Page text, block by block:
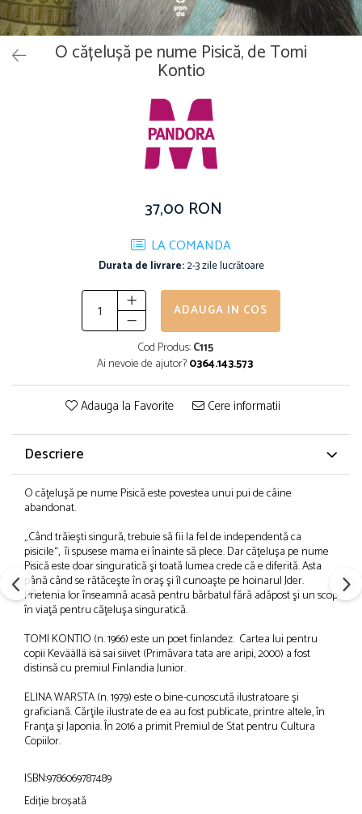
O cățelușă pe nume Pisică, de Tomi
Kontio
37,00 RON
LA COMANDA
Durata de livrare:2-3 zile lucrătoare
ADAUGA IN COS
Cod Produs:C115
Ai nevoie de ajutor?0364.143.573
Adauga la Favorite Cere informatii
Descriere
O căţeluşă pe nume Pisică este povestea unui pui de câine
abandonat.
„Când trăieşti singură, trebuie să fii la fel de independentă ca
pisicile“, îi spusese mama ei înainte să plece. Dar căţeluşa pe nume
Pisică este doar singu­ratică şi toată lumea crede că e diferită. Asta
până când se rătăceşte în oraş şi îl cunoaşte pe hoinarul Jder.
Prietenia lor înseamnă acasă pen­tru bărbatul fără adăpost şi un scop
în viaţă pentru căţeluşa singuratică.
TOMI KONTIO (n. 1966) este un poet finlandez. Cartea lui pentru
copii Keväällä isä sai siivet (Primăvara tata are aripi, 2000) a fost
distinsă cu premiul Finlandia Junior.
ELINA WARSTA (n. 1979) este o bine-cunoscută ilustra­toare şi
graficiană. Cărţile ilustrate de ea au fost publicate, printre altele, în
Franţa şi Japonia. În 2016 a primit Premiul de Stat pentru Cultura
Copiilor.
ISBN:9786069787489
Ediție broșată